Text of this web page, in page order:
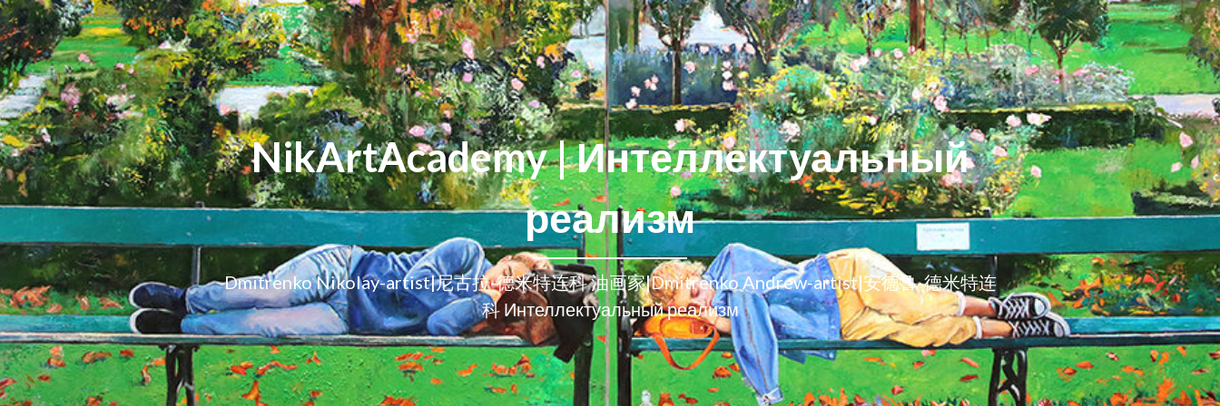
NikArtAcademy | Интеллектуальный
реализм
Dmitrenko Nikolay-artist|尼古拉-德米特连科 油画家|Dmitrenko Andrew-artist|安德鲁-德米特连
科 Интеллектуальный реализм